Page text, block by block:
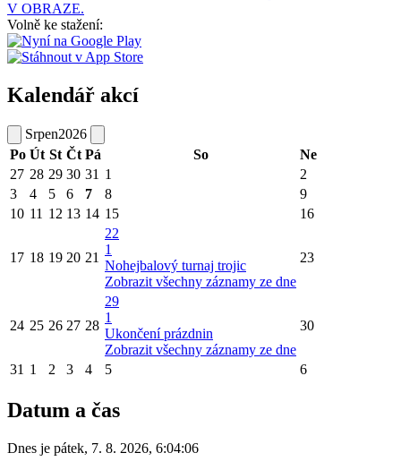
V OBRAZE.
Volně ke stažení:
Kalendář akcí
Srpen2026
Po Út St Čt Pá So
Ne
27 28 29 30 31 1
2
3
4 5 6 7 8
9
10 11 12 13 14 15 16
17 18 19 20 21
22
1
Nohejbalový turnaj trojic
Zobrazit všechny záznamy ze dne
23
24 25 26 27 28
29
1
Ukončení prázdnin
Zobrazit všechny záznamy ze dne
30
31 1 2 3 4 5 6
Datum a čas
Dnes je pátek, 7. 8. 2026, 6:04:06